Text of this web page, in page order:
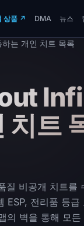
상품 ↗ DMA 뉴스
는 개인 치트 목록
치트
비공개 치트를
ESP, 전리품 등급
의 벽을 통해 모